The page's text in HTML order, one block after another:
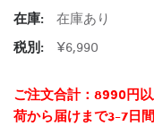
在庫:
在庫あり
税別:
¥6,990
ご注文合計：8990円
荷から届けまで3-7日